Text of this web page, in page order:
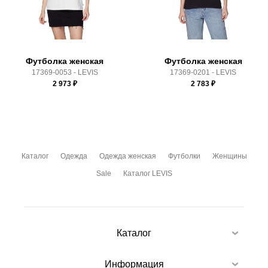
Здесь вы можете более детально ознакомиться с
условиями
оплатыи
Футболка женская
17369-0053 - LEVIS
2 973₽
Футболка женская
17369-0201 - LEVIS
2 783 ₽
Каталог Одежда Одежда женская Футболки Женщины
Sale Каталог LEVIS
Каталог
Информация